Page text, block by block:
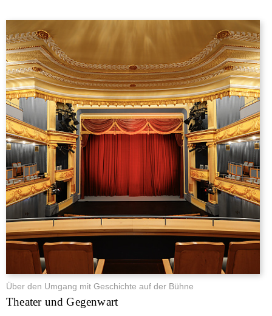
Über den Umgang mit Geschichte auf der Bühne
Theater und Gegenwart